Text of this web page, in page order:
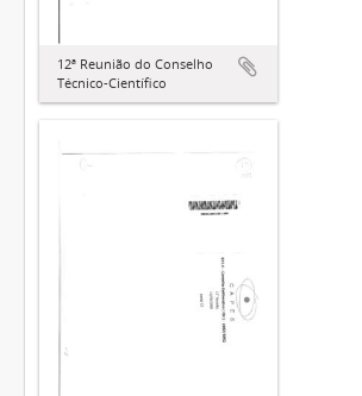
12ª Reunião do Conselho
Técnico-Científico